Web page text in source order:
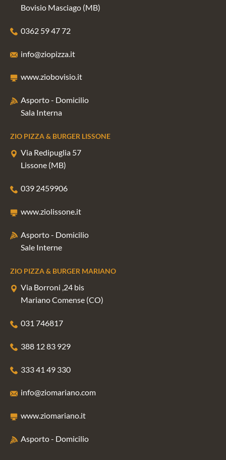
Bovisio Masciago (MB)
0362 59 47 72
info@ziopizza.it
www.ziobovisio.it
Asporto - Domicilio
Sala Interna
ZIO PIZZA & BURGER LISSONE
Via Redipuglia 57
Lissone (MB)
039 2459906
www.ziolissone.it
Asporto - Domicilio
Sale Interne
ZIO PIZZA & BURGER MARIANO
Via Borroni ,24 bis
Mariano Comense (CO)
031 746817
388 12 83 929
333 41 49 330
info@ziomariano.com
www.ziomariano.it
Asporto - Domicilio